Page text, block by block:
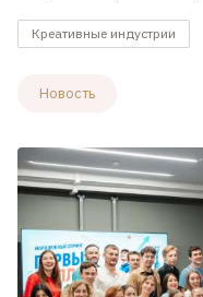
Креативные индустрии
Новость